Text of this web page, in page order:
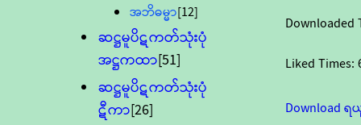
အဘိဓမ္မာ[12]
ဆဋ္ဌမူပိဋကတ်သုံးပုံ
အဋ္ဌကထာ[51]
ဆဋ္ဌမူပိဋကတ်သုံးပုံ
ဋီကာ[26]
Downloaded
Liked Times:
Download